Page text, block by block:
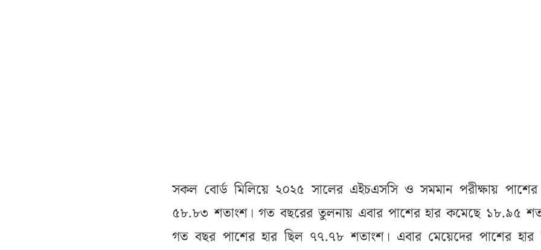
সকল বোর্ড মিলিয়ে ২০২৫ সালের এইচএসসি ও সমমান পরীক্ষায় পাশের
৫৮.৮৩ শতাংশ। গত বছরের তুলনায় এবার পাশের হার কমেছে ১৮.৯৫
গত বছর পাশের হার ছিল ৭৭.৭৮ শতাংশ। এবার মেয়েদের পাশের হার